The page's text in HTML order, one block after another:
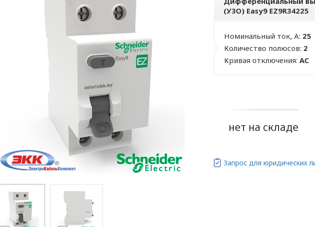
(УЗО) Easy9 EZ9R34225
Номинальный ток, А: 25
Количество полюсов: 2
Кривая отключения:AC
нет на складе
Запрос для юридических